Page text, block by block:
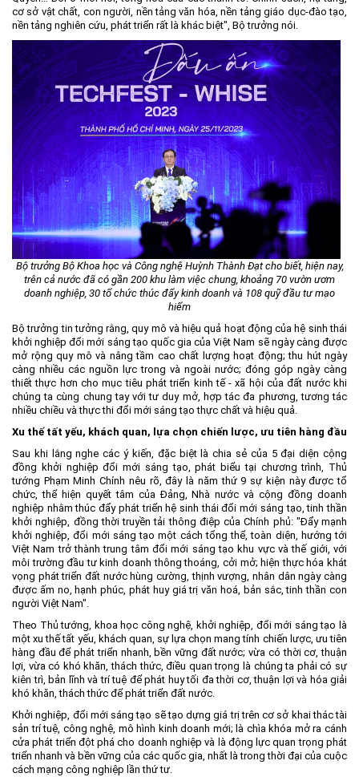
cơ sở vật chất, con người, nền tảng văn hóa, nền tảng giáo dục-đào tạo,
nền tảng nghiên cứu, phát triển rất là khác biệt", Bộ trưởng nói.
Bộ trưởng Bộ Khoa học và Công nghệ Huỳnh Thành Đạt cho biết, hiện nay,
trên cả nước đã có gần 200 khu làm việc chung, khoảng 70 vườn ươm
doanh nghiệp, 30 tổ chức thúc đẩy kinh doanh và 108 quỹ đầu tư mạo
hiểm
Bộ trưởng tin tưởng rằng, quy mô và hiệu quả hoạt động của hệ sinh thái
khởi nghiệp đổi mới sáng tạo quốc gia của Việt Nam sẽ ngày càng được
mở rộng quy mô và nâng tầm cao chất lượng hoạt động; thu hút ngày
càng nhiều các nguồn lực trong và ngoài nước; đóng góp ngày càng
thiết thực hơn cho mục tiêu phát triển kinh tế - xã hội của đất nước khi
chúng ta cùng chung tay với tư duy mở, hợp tác đa phương, tương tác
nhiều chiều và thực thi đổi mới sáng tạo thực chất và hiệu quả.
Xu thế tất yếu, khách quan, lựa chọn chiến lược, ưu tiên hàng đầu
Sau khi lắng nghe các ý kiến, đặc biệt là chia sẻ của 5 đại diện cộng
đồng khởi nghiệp đổi mới sáng tạo, phát biểu tại chương trình, Thủ
tướng Phạm Minh Chính nêu rõ, đây là năm thứ 9 sự kiện này được tổ
chức, thể hiện quyết tâm của Đảng, Nhà nước và cộng đồng doanh
nghiệp nhằm thúc đẩy phát triển hệ sinh thái đổi mới sáng tạo, tinh thần
khởi nghiệp, đồng thời truyền tải thông điệp của Chính phủ: "Đẩy mạnh
khởi nghiệp, đổi mới sáng tạo một cách tổng thể, toàn diện, hướng tới
Việt Nam trở thành trung tâm đổi mới sáng tạo khu vực và thế giới, với
môi trường đầu tư kinh doanh thông thoáng, cởi mở; hiện thực hóa khát
vọng phát triển đất nước hùng cường, thịnh vượng, nhân dân ngày càng
được ấm no, hạnh phúc, phát huy giá trị văn hoá, bản sắc, tinh thần con
người Việt Nam".
Theo Thủ tướng, khoa học công nghệ, khởi nghiệp, đổi mới sáng tạo là
một xu thế tất yếu, khách quan, sự lựa chọn mang tính chiến lược, ưu tiên
hàng đầu để phát triển nhanh, bền vững đất nước; vừa có thời cơ, thuận
lợi, vừa có khó khăn, thách thức, điều quan trọng là chúng ta phải có sự
kiên trì, bản lĩnh và trí tuệ để phát huy tối đa thời cơ, thuận lợi và hóa giải
khó khăn, thách thức để phát triển đất nước.
Khởi nghiệp, đổi mới sáng tạo sẽ tạo dựng giá trị trên cơ sở khai thác tài
sản trí tuệ, công nghệ, mô hình kinh doanh mới; là chìa khóa mở ra cánh
cửa phát triển đột phá cho doanh nghiệp và là động lực quan trọng phát
triển nhanh và bền vững của các quốc gia, nhất là trong thời đại của cuộc
cách mạng công nghiệp lần thứ tư.